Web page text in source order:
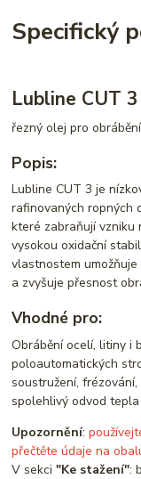
Specifický
Lubline CUT
řezný olej pro
Popis:
Lubline CUT 3 je
rafinovaných ropných
které zabraňují vzniku
vysokou oxidační
vlastnostem
a zvyšuje přesnost
Vhodné pro:
Obrábění ocelí, litiny i
poloautomatických
soustružení,
spolehlivý odvod
Upozornění:
přečtěte údaje na
V sekci"Ke stažení":